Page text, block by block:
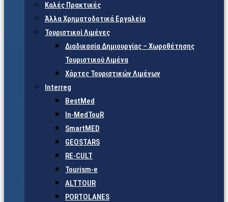
Καλές Πρακτικές
Άλλα Χρηματοδοτικά Εργαλεία
Τουριστικοί Λιμένες
Διαδικασία Δημιουργίας – Χωροθέτησης
Τουριστικού Λιμένα
Χάρτες Τουριστικών Λιμένων
Interreg
BestMed
In-MedTouR
SmartMED
GEOSTARS
RE-CULT
Tourism-e
ALTTOUR
PORTOLANES